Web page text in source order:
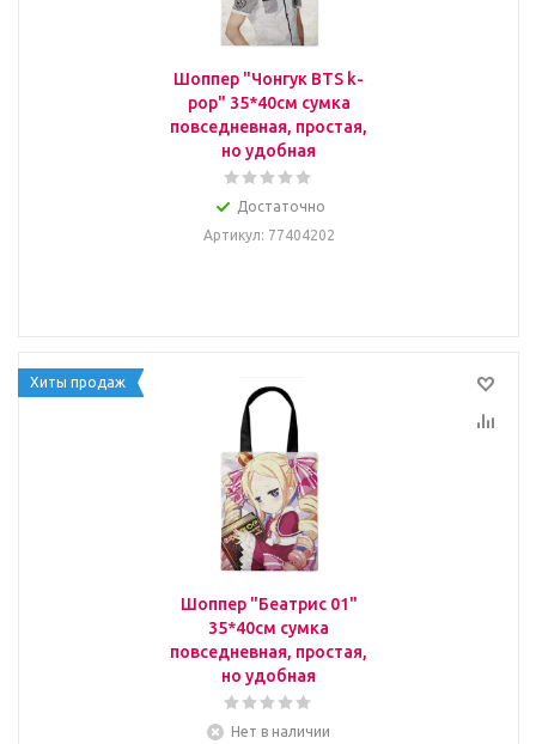
Шоппер "Чонгук BTS k-
pop" 35*40см сумка
повседневная, простая,
но удобная
Достаточно
Артикул: 77404202
Хиты продаж
Шоппер "Беатрис 01"
35*40см сумка
повседневная, простая,
но удобная
Нет в наличии